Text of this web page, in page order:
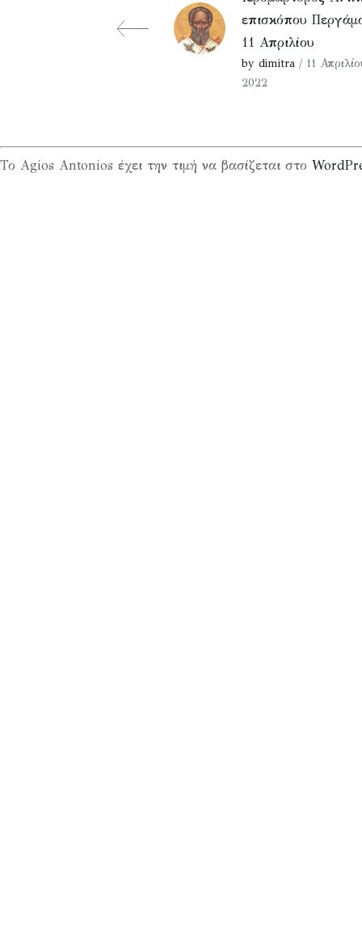
επισκόπου
11 Απριλίου
by dimitra / 11
2022
Το Agios Antonios έχει την τιμή να βασίζεται στο